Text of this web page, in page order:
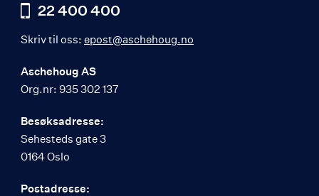
22 400 400
Skriv til oss: epost@aschehoug.no
Aschehoug AS
Org.nr: 935 302 137
Besøksadresse:
Sehesteds gate 3
0164 Oslo
Postadresse: